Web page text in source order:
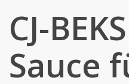
CJ-
Sauce